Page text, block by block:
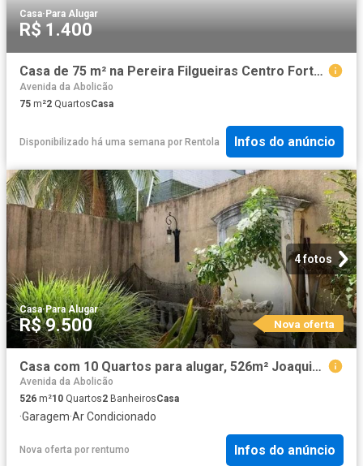
Casa· Para Alugar
R$ 1.400
Casa de 75 m² na Pereira Filgueiras Centro Fortaleza CE, aluguel por R$ 1.400/mês
Avenida da Abolicão
75 m²2 QuartosCasa
Disponibilizado há uma semana por Rentola Infos do anúncio
4 fotos
Casa·Para Alugar
R$ 9.500 Nova oferta
Casa com 10 Quartos para alugar, 526m² Joaquim Távora
Avenida da Abolicão
526 m²10 Quartos2 BanheirosCasa
·Garagem·Ar Condicionado
Nova oferta por rentumo Infos do anúncio